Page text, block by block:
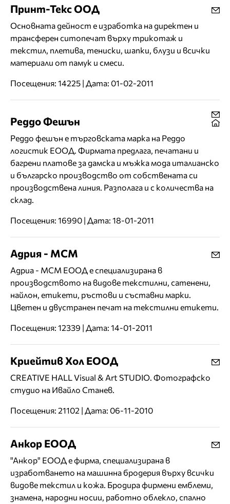
Принт-Текс ООД
Основната дейност е изработка на директен и
трансферен ситопечат върху трикотаж и
текстил, плетива, тениски, шапки, блузи и всички
материали от памук и смеси.
Посещения: 14225 | Дата: 01-02-2011
Реддо Фешън
Реддо фешън е търговската марка на Реддо
логистик ЕООД. Фирмата предлага, печатани и
багрени платове за дамска и мъжка мода италианско
и българско производство от собствената си
производствена линия. Разполага и с количества на
склад.
Посещения: 16990 | Дата: 18-01-2011
Адрия - МСМ
Адриа - МСМ ЕООД е специализирана в
производството на видове текстилни, сатенени,
найлон, етикети, ръстови и съставни марки.
Цветен и двустранен печат на текстилни етикети.
Посещения: 12339 | Дата: 14-01-2011
Криейтив Хол ЕООД
CREATIVE HALL Visual & Art STUDIO. Фотографско
студио на Ивайло Станев.
Посещения: 21102 | Дата: 06-11-2010
Анкор ЕООД
"Анкор" ЕООД е фирма, специализирана в
изработването на машинна бродерия върху всички
видове текстил и кожа. Бродира фирмени емблеми,
знамена, народни носии, работно облекло, спално